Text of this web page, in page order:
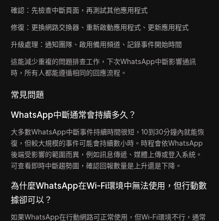
確認：先檢查中斷頁面，再測試其他應用程式
修復：更換網路交換器、重新啟動應用程式、更新應用程式
升級處理：通知團隊、啟用備用頻道、記錄事件開始時間
這能減少重複的問題排查工作，下次WhatsApp中斷影響通訊
時，所有人都能遵循相同的回應流程。
常見問題
WhatsApp中斷通常會持續多久？
大多數WhatsApp中斷事件持續時間很短，10到30分鐘內就能恢
復，但較大規模的事件可能會持續數小時。時程會依WhatsApp
後端受影響的範圍而異，例如訊息傳遞、媒體上傳或登入系統。
可查看即時中斷趨勢圖，確認回報數量是上升還是下降。
為什麼WhatsApp在Wi-Fi環境中無法使用，但行動數
據卻可以？
如果WhatsApp在行動網路可正常使用，但Wi-Fi環境不行，通常